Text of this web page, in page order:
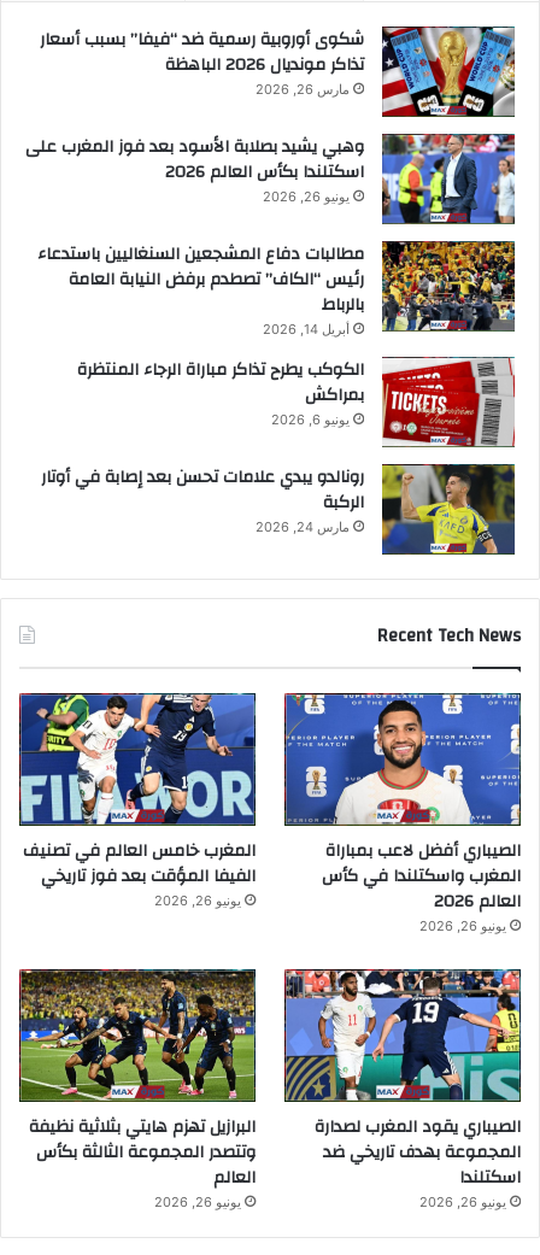
شكوى أوروبية رسمية ضد “فيفا” بسبب أسعار
تذاكر مونديال 2026 الباهظة
مارس 26, 2026
وهبي يشيد بصلابة الأسود بعد فوز المغرب على
اسكتلندا بكأس العالم 2026
يونيو 26, 2026
مطالبات دفاع المشجعين السنغاليين باستدعاء
رئيس “الكاف” تصطدم برفض النيابة العامة
بالرباط
أبريل 14, 2026
الكوكب يطرح تذاكر مباراة الرجاء المنتظرة
بمراكش
يونيو 6, 2026
رونالدو يبدي علامات تحسن بعد إصابة في أوتار
الركبة
مارس 24, 2026
Recent Tech News
الصيباري أفضل لاعب بمباراة
المغرب واسكتلندا في كأس
العالم 2026
يونيو 26, 2026
المغرب خامس العالم في تصنيف
الفيفا المؤقت بعد فوز تاريخي
يونيو 26, 2026
الصيباري يقود المغرب لصدارة
المجموعة بهدف تاريخي ضد
اسكتلندا
يونيو 26, 2026
البرازيل تهزم هايتي بثلاثية نظيفة
وتتصدر المجموعة الثالثة بكأس
العالم
يونيو 26, 2026